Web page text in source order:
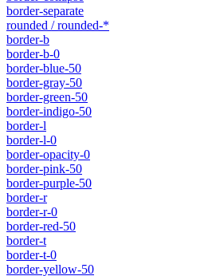
border-separate
rounded / rounded-*
border-b
border-b-0
border-blue-50
border-gray-50
border-green-50
border-indigo-50
border-l
border-l-0
border-opacity-0
border-pink-50
border-purple-50
border-r
border-r-0
border-red-50
border-t
border-t-0
border-yellow-50